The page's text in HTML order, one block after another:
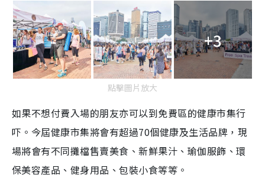
+3
點擊圖片放大
如果不想付費入場的朋友亦可以到免費區的健康市集行
吓。今屆健康市集將會有超過70個健康及生活品牌，現
場將會有不同攤檔售賣美食、新鮮果汁、瑜伽服飾、環
保美容產品、健身用品、包裝小食等等。